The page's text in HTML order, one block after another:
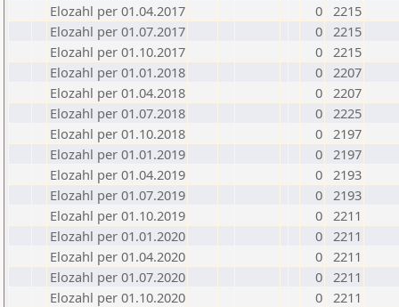
Elozahl per 01.04.2017
0 2215
Elozahl per 01.07.2017
0 2215
Elozahl per 01.10.2017
0 2215
Elozahl per 01.01.2018
0 2207
Elozahl per 01.04.2018
0 2207
Elozahl per 01.07.2018
0 2225
Elozahl per 01.10.2018
0 2197
Elozahl per 01.01.2019
0 2197
Elozahl per 01.04.2019
0 2193
Elozahl per 01.07.2019
0 2193
Elozahl per 01.10.2019
0 2211
Elozahl per 01.01.2020
0 2211
Elozahl per 01.04.2020
0 2211
Elozahl per 01.07.2020
0 2211
Elozahl per 01.10.2020
0 2211